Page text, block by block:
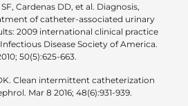
Cardenas DD, et al. Diagnosis,
of catheter-associated urinary
2009 international clinical practice
Disease Society of America.
50(5):625-663.
Clean intermittent catheterization
Mar 8 2016; 48(6):931-939.